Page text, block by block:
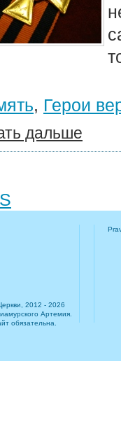
, Герои
дальше
2012 - 2026
Артемия.
обязательна.